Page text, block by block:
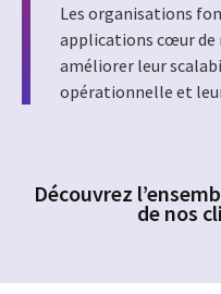
Les organisations
applications cœur
améliorer leur
opérationnelle et
Découvrez
de nos